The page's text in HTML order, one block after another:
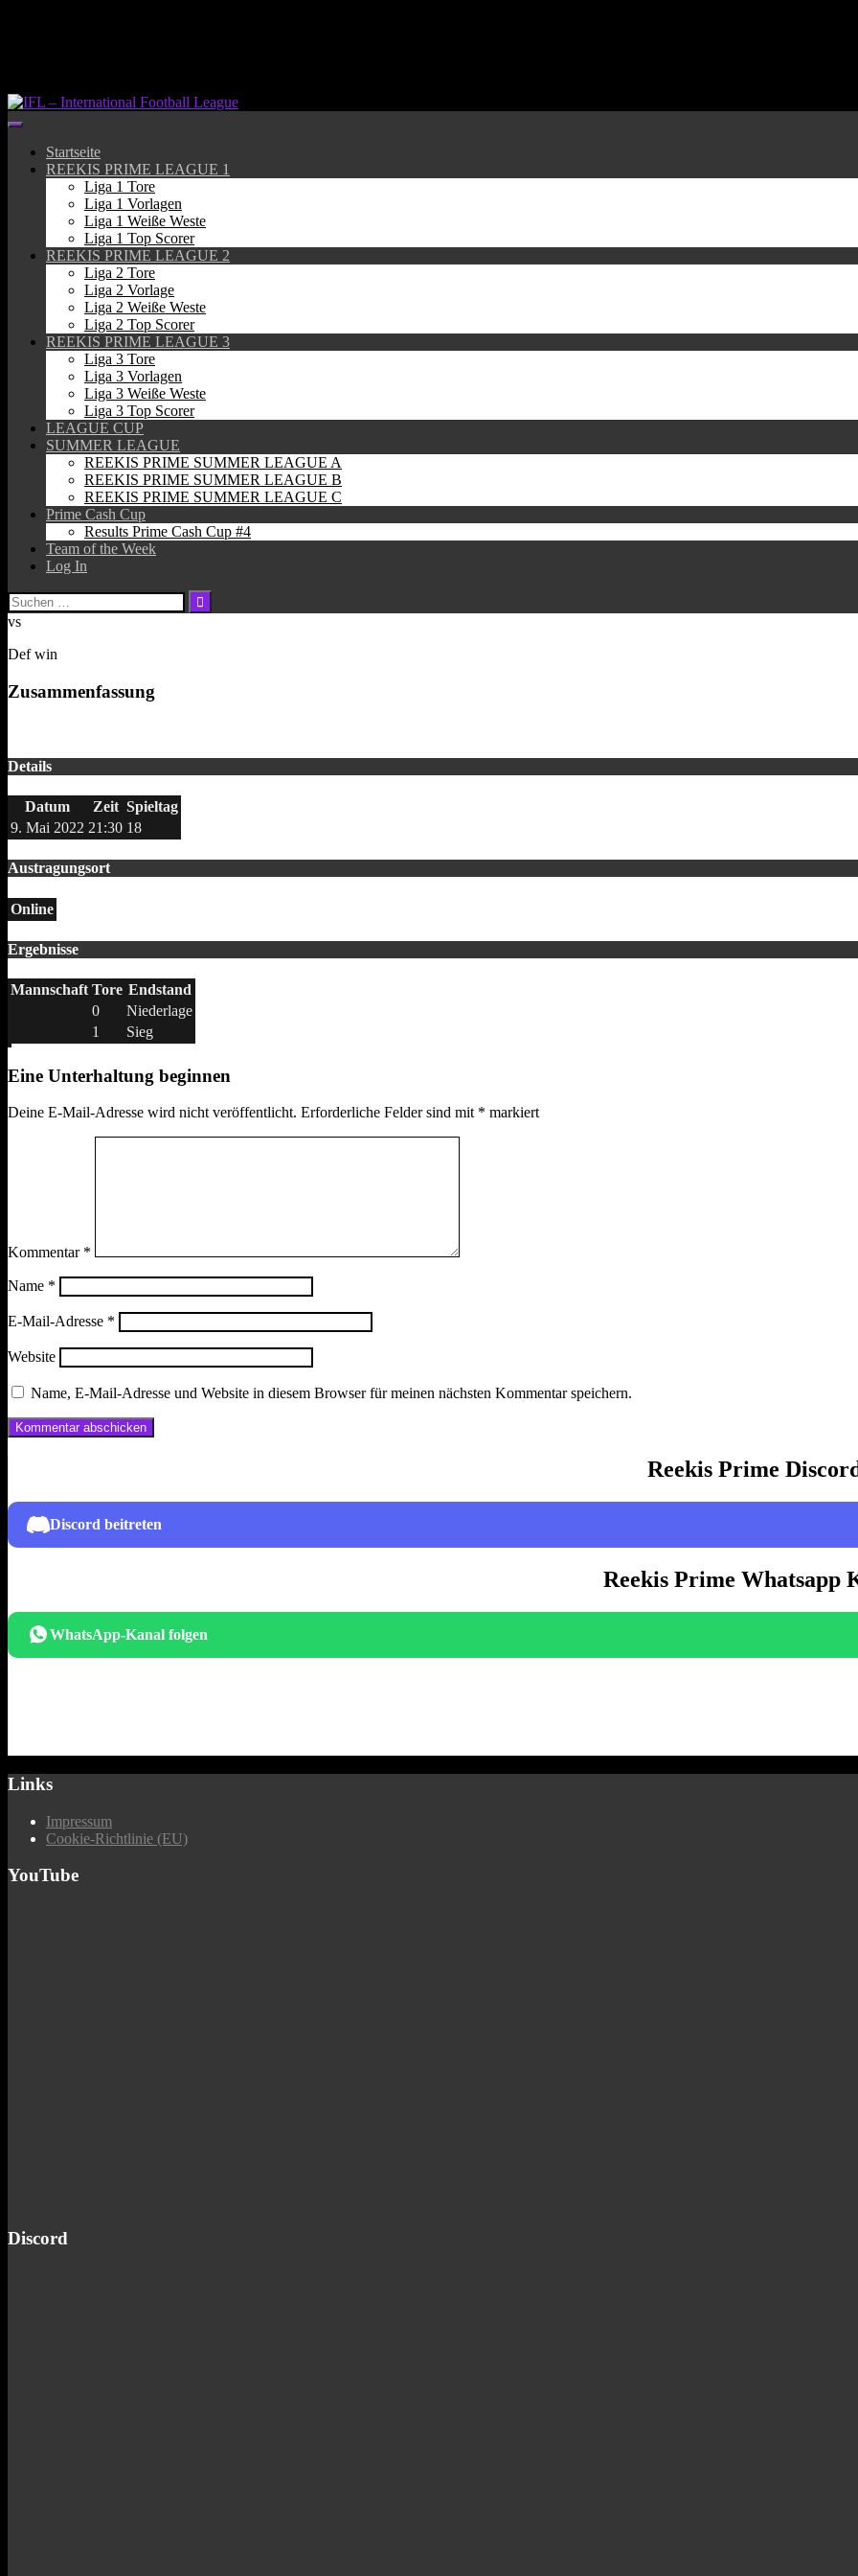
Startseite
REEKIS PRIME LEAGUE 1
Liga 1 Tore
Liga 1 Vorlagen
Liga 1 Weiße Weste
Liga 1 Top Scorer
REEKIS PRIME LEAGUE 2
Liga 2 Tore
Liga 2 Vorlage
Liga 2 Weiße Weste
Liga 2 Top Scorer
REEKIS PRIME LEAGUE 3
Liga 3 Tore
Liga 3 Vorlagen
Liga 3 Weiße Weste
Liga 3 Top Scorer
LEAGUE CUP
SUMMER LEAGUE
REEKIS PRIME SUMMER LEAGUE A
REEKIS PRIME SUMMER LEAGUE B
REEKIS PRIME SUMMER LEAGUE C
Prime Cash Cup
Results Prime Cash Cup #4
Team of the Week
Log In
Suchen
nach:
vs
Def win
Zusammenfassung
Details
Datum Zeit Spieltag
9. Mai 2022 21:30 18
Austragungsort
Online
Ergebnisse
Mannschaft Tore Endstand
0
Niederlage
1
Sieg
Eine Unterhaltung beginnen
Deine E-Mail-Adresse wird nicht veröffentlicht. Erforderliche Felder sind mit * markiert
Kommentar *
Name *
E-Mail-Adresse *
Website
Name, E-Mail-Adresse und Website in diesem Browser für meinen nächsten Kommentar speichern.
Reekis Prime
Discord beitreten
Reekis Prime Whatsapp
WhatsApp-Kanal folgen
Links
Impressum
Cookie-Richtlinie (EU)
YouTube
Discord